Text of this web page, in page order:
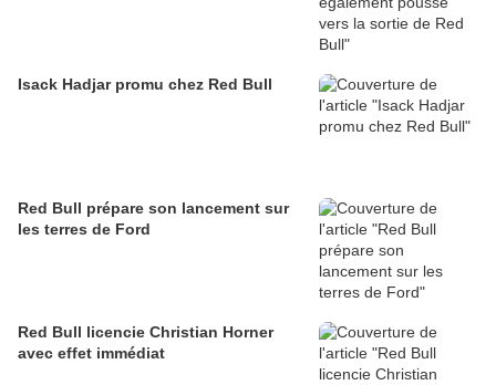
Isack Hadjar promu chez Red Bull
Red Bull prépare son lancement sur
les terres de Ford
Red Bull licencie Christian Horner
avec effet immédiat